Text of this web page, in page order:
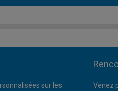
sur les
Venez